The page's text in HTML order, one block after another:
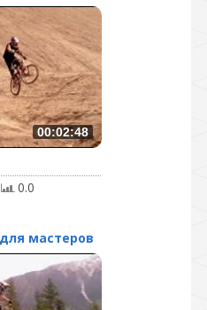
00:02:48
0.0
мастеров